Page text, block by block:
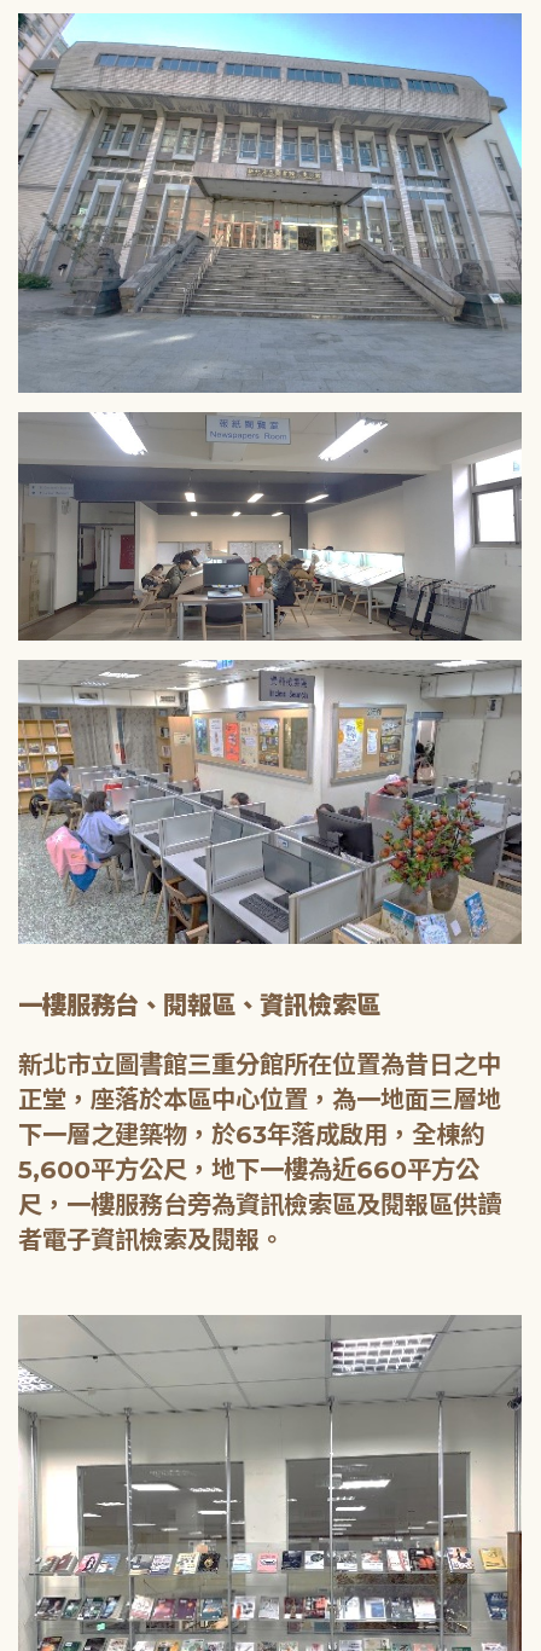
一樓服務台、閱報區、資訊檢索區
新北市立圖書館三重分館所在位置為昔日之中
正堂，座落於本區中心位置，為一地面三層地
下一層之建築物，於63年落成啟用，全棟約
5,600平方公尺，地下一樓為近660平方公
尺，一樓服務台旁為資訊檢索區及閱報區供讀
者電子資訊檢索及閱報。